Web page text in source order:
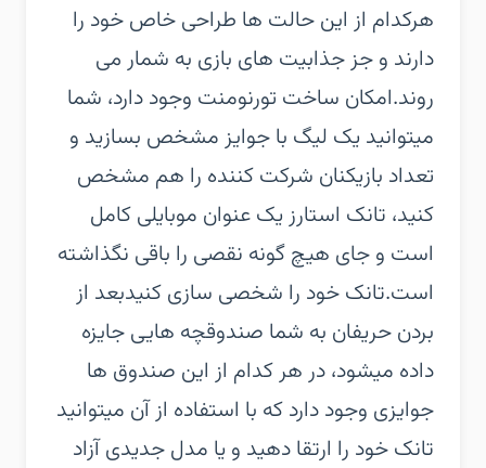
هرکدام از این حالت ها طراحی خاص خود را
دارند و جز جذابیت های بازی به شمار می
روند.امکان ساخت تورنومنت وجود دارد، شما
میتوانید یک لیگ با جوایز مشخص بسازید و
تعداد بازیکنان شرکت کننده را هم مشخص
کنید، تانک استارز یک عنوان موبایلی کامل
است و جای هیچ گونه نقصی را باقی نگذاشته
است.تانک خود را شخصی سازی کنیدبعد از
بردن حریفان به شما صندوقچه هایی جایزه
داده میشود، در هر کدام از این صندوق ها
جوایزی وجود دارد که با استفاده از آن میتوانید
تانک خود را ارتقا دهید و یا مدل جدیدی آزاد